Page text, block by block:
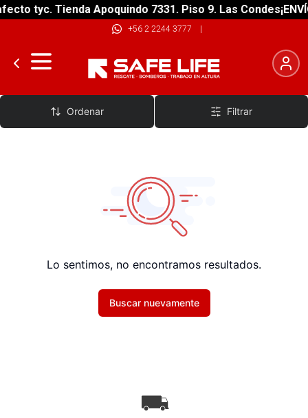
tyc. Tienda Apoquindo 7331. Piso 9. Las Condes
+56 2 2244 3777 |
Traje de Baño Natación Mujer
Ordenar Filtrar
Lo sentimos, no encontramos resultados.
Buscar nuevamente